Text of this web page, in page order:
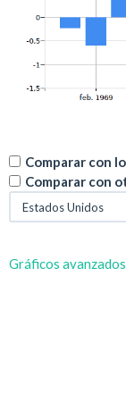
Comparar con
Comparar con
Gráficos